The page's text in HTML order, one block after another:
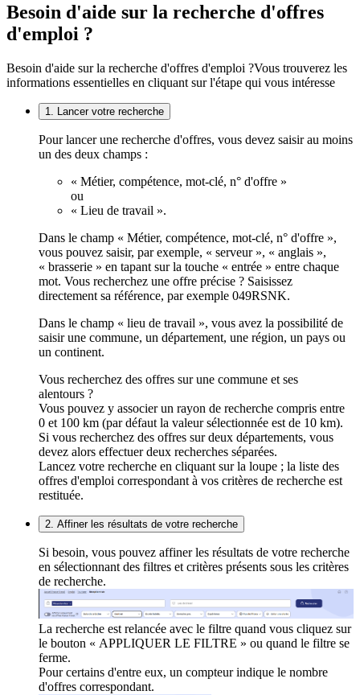
Besoin d'aide sur la recherche d'offres
d'emploi ?
Besoin d'aide sur la recherche d'offres d'emploi ?Vous trouverez les
informations essentielles en cliquant sur l'étape qui vous intéresse
1. Lancer votre recherche
Pour lancer une recherche d'offres, vous devez saisir au moins
un des deux champs :
« Métier, compétence, mot-clé, n° d'offre »
ou
« Lieu de travail ».
Dans le champ « Métier, compétence, mot-clé, n° d'offre »,
vous pouvez saisir, par exemple, « serveur », « anglais »,
« brasserie » en tapant sur la touche « entrée » entre chaque
mot. Vous recherchez une offre précise ? Saisissez
directement sa référence, par exemple 049RSNK.
Dans le champ « lieu de travail », vous avez la possibilité de
saisir une commune, un département, une région, un pays ou
un continent.
Vous recherchez des offres sur une commune et ses
alentours ?
Vous pouvez y associer un rayon de recherche compris entre
0 et 100 km (par défaut la valeur sélectionnée est de 10 km).
Si vous recherchez des offres sur deux départements, vous
devez alors effectuer deux recherches séparées.
Lancez votre recherche en cliquant sur la loupe ; la liste des
offres d'emploi correspondant à vos critères de recherche est
restituée.
2. Affiner les résultats de votre recherche
Si besoin, vous pouvez affiner les résultats de votre recherche
en sélectionnant des filtres et critères présents sous les critères
de recherche.
La recherche est relancée avec le filtre quand vous cliquez sur
le bouton « APPLIQUER LE FILTRE » ou quand le filtre se
ferme.
Pour certains d'entre eux, un compteur indique le nombre
d'offres correspondant.